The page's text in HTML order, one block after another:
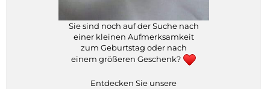
Sie sind noch auf der Suche nach
einer kleinen Aufmerksamkeit
zum Geburtstag oder nach
einem größeren Geschenk?
Entdecken Sie unsere